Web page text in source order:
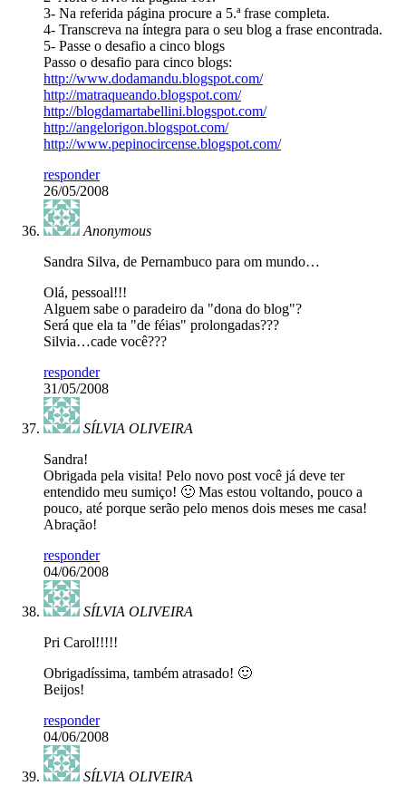
3- Na referida página procure a 5.ª frase completa.
4- Transcreva na íntegra para o seu blog a frase encontrada.
5- Passe o desafio a cinco blogs
Passo o desafio para cinco blogs:
http://www.dodamandu.blogspot.com/
http://matraqueando.blogspot.com/
http://blogdamartabellini.blogspot.com/
http://angelorigon.blogspot.com/
http://www.pepinocircense.blogspot.com/
responder
26/05/2008
Anonymous
Sandra Silva, de Pernambuco para om mundo…
Olá, pessoal!!!
Alguem sabe o paradeiro da "dona do blog"?
Será que ela ta "de féias" prolongadas???
Silvia…cade você???
responder
31/05/2008
SÍLVIA OLIVEIRA
Sandra!
Obrigada pela visita! Pelo novo post você já deve ter
entendido meu sumiço! 🙂 Mas estou voltando, pouco a
pouco, até porque serão pelo menos dois meses me casa!
Abração!
responder
04/06/2008
SÍLVIA OLIVEIRA
Pri Carol!!!!!
Obrigadíssima, também atrasado! 🙂
Beijos!
responder
04/06/2008
SÍLVIA OLIVEIRA